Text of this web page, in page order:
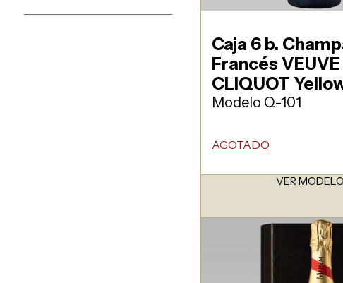
Caja 6 b.
Francés VEUVE
CLIQUOT
Modelo Q-101
AGOTADO
VER MODELO